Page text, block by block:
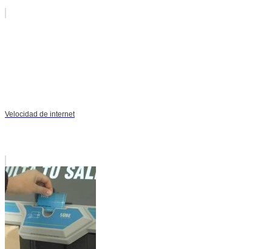
Velocidad de internet